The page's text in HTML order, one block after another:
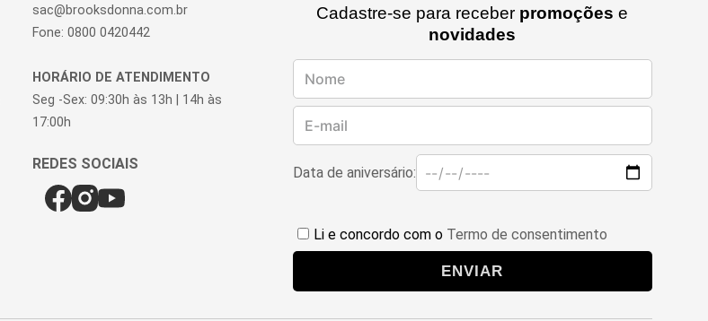
sac@brooksdonna.com.br
Fone: 0800 0420442
HORÁRIO DE ATENDIMENTO
Seg -Sex: 09:30h às 13h | 14h às
17:00h
Cadastre-se para receber promoções e
novidades
Data de aniversário:
Li e concordo com o Termo de consentimento
ENVIAR